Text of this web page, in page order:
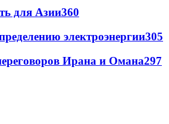
для Азии360
электроэнергии305
Ирана и Омана297